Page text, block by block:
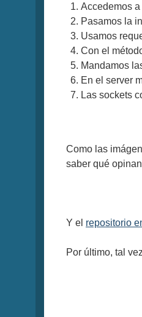
Accedemos
Pasamos la
Usamos
Con el
Mandamos
En el server
Las sockets
Como las
saber qué
Y el repositorio
Por último, tal